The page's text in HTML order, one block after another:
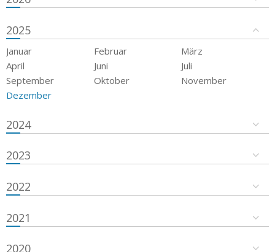
2025
Januar Februar
März
April
Juni
Juli
September
Oktober
November
Dezember
2024
2023
2022
2021
2020